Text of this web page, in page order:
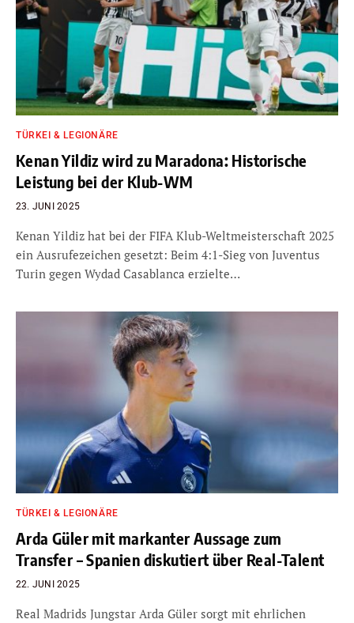
TÜRKEI & LEGIONÄRE
Kenan Yildiz wird zu Maradona: Historische
Leistung bei der Klub-WM
23. JUNI 2025
Kenan Yildiz hat bei der FIFA Klub-Weltmeisterschaft 2025
ein Ausrufezeichen gesetzt: Beim 4:1-Sieg von Juventus
Turin gegen Wydad Casablanca erzielte…
TÜRKEI & LEGIONÄRE
Arda Güler mit markanter Aussage zum
Transfer – Spanien diskutiert über Real-Talent
22. JUNI 2025
Real Madrids Jungstar Arda Güler sorgt mit ehrlichen